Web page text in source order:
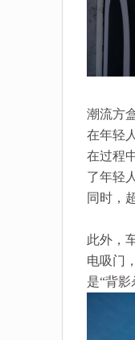
潮流方
在年轻
在过程
了年轻
同时，
此外，
电吸门
是“背